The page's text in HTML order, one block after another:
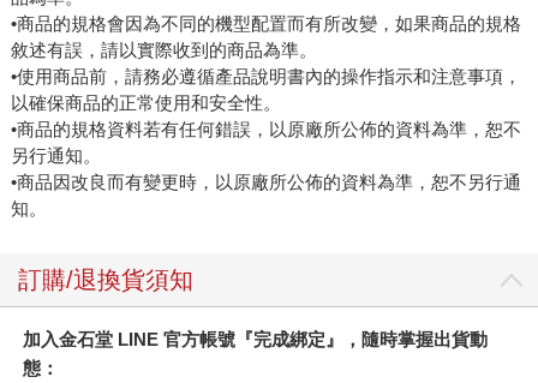
•商品的規格會因為不同的機型配置而有所改變，如果商品的規格
敘述有誤，請以實際收到的商品為準。
•使用商品前，請務必遵循產品說明書內的操作指示和注意事項，
以確保商品的正常使用和安全性。
•商品的規格資料若有任何錯誤，以原廠所公佈的資料為準，恕不
另行通知。
•商品因改良而有變更時，以原廠所公佈的資料為準，恕不另行通
知。
訂購/退換貨須知
加入金石堂 LINE 官方帳號『完成綁定』，隨時掌握出貨動
態：